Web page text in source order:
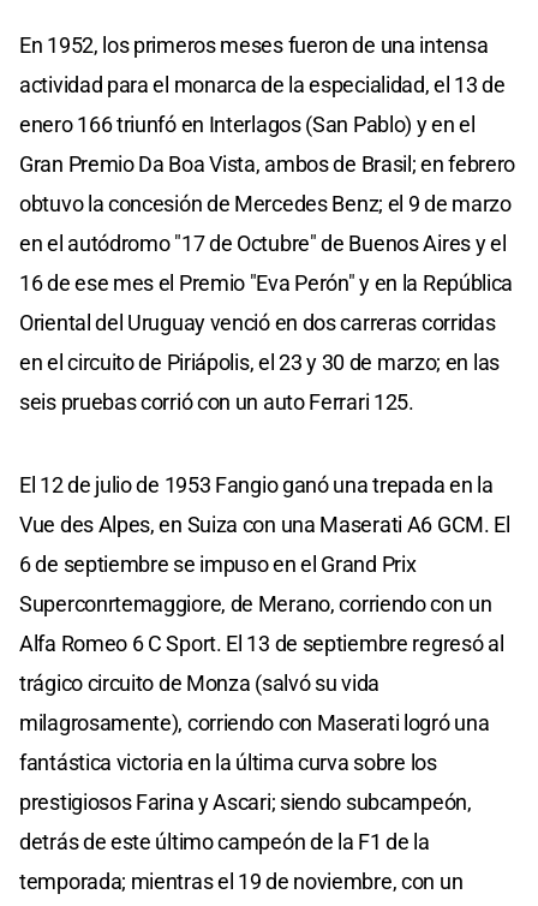
En 1952, los primeros meses fueron de una intensa
actividad para el monarca de la especialidad, el 13 de
enero 166 triunfó en Interlagos (San Pablo) y en el
Gran Premio Da Boa Vista, ambos de Brasil; en febrero
obtuvo la concesión de Mercedes Benz; el 9 de marzo
en el autódromo "17 de Octubre" de Buenos Aires y el
16 de ese mes el Premio "Eva Perón" y en la República
Oriental del Uruguay venció en dos carreras corridas
en el circuito de Piriápolis, el 23 y 30 de marzo; en las
seis pruebas corrió con un auto Ferrari 125.
El 12 de julio de 1953 Fangio ganó una trepada en la
Vue des Alpes, en Suiza con una Maserati A6 GCM. El
6 de septiembre se impuso en el Grand Prix
Superconrtemaggiore, de Merano, corriendo con un
Alfa Romeo 6 C Sport. El 13 de septiembre regresó al
trágico circuito de Monza (salvó su vida
milagrosamente), corriendo con Maserati logró una
fantástica victoria en la última curva sobre los
prestigiosos Farina y Ascari; siendo subcampeón,
detrás de este último campeón de la F1 de la
temporada; mientras el 19 de noviembre, con un